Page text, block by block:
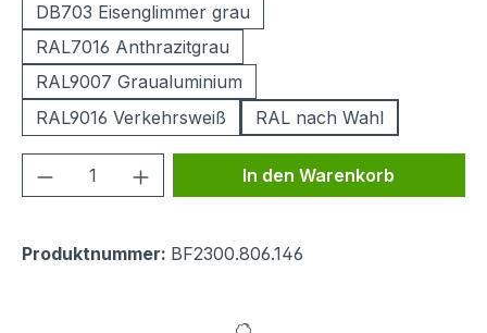
DB703 Eisenglimmer grau
RAL7016 Anthrazitgrau
RAL9007 Graualuminium
RAL9016 Verkehrsweiß
RAL nach Wahl
Produkt Anzahl: Gib denIn den Warenkorb
Produktnummer: BF2300.806.146